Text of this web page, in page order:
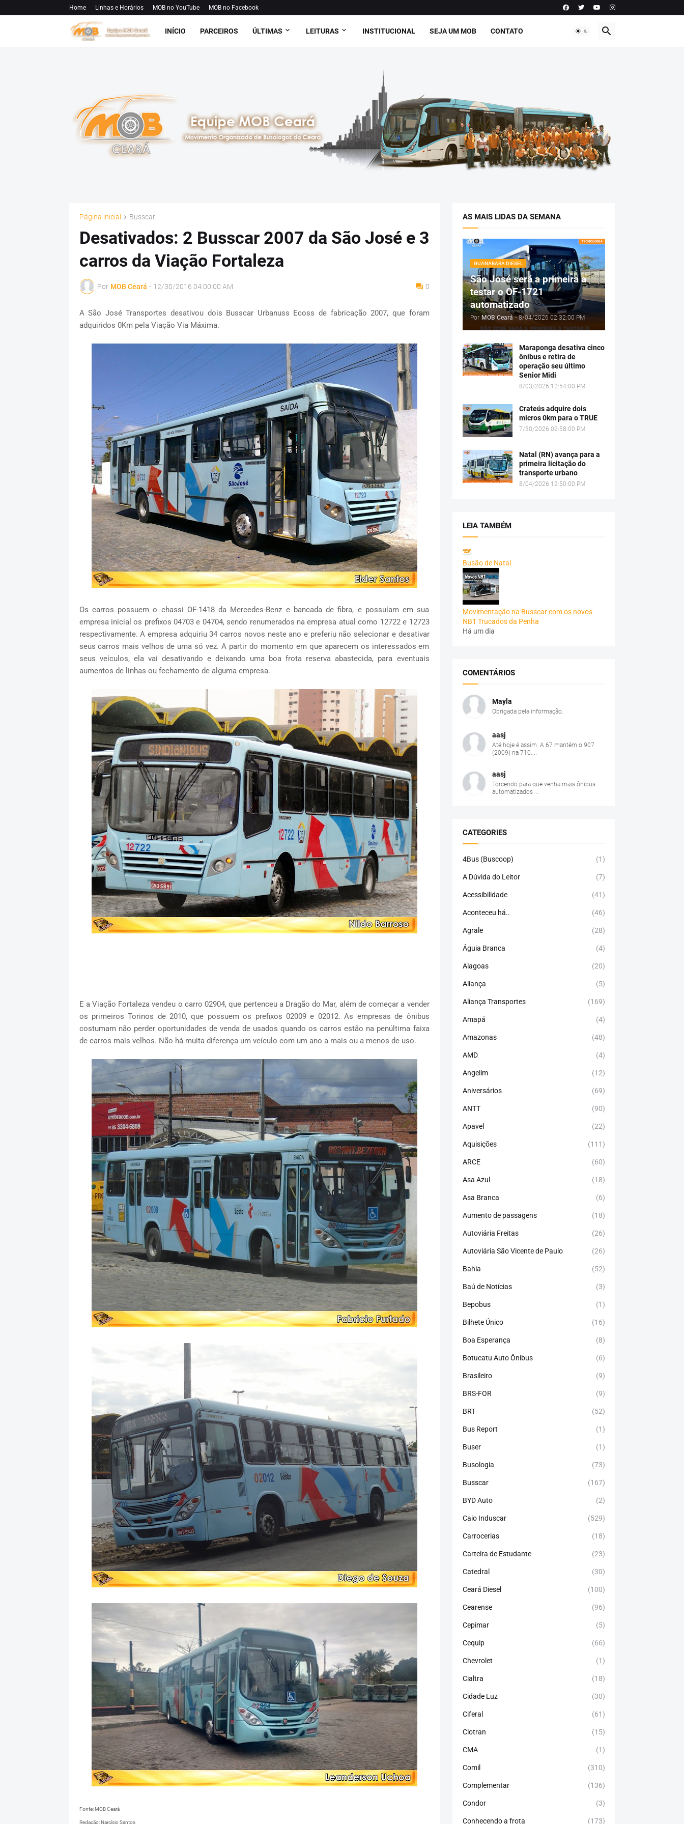
Home Linhas e Horários MOB no YouTube MOB no Facebook
INÍCIO PARCEIROS ÚLTIMAS LEITURAS INSTITUCIONAL SEJA UM MOB CONTATO
Página inicial Busscar
Desativados: 2 Busscar 2007 da São José e 3
carros da Viação Fortaleza
Por MOB Ceará - 12/30/2016 04:00:00 AM 0
A São José Transportes desativou dois Busscar Urbanuss Ecoss de fabricação 2007, que foram
adquiridos 0Km pela Viação Via Máxima.
Os carros possuem o chassi OF-1418 da Mercedes-Benz e bancada de fibra, e possuíam em sua
empresa inicial os prefixos 04703 e 04704, sendo renumerados na empresa atual como 12722 e 12723
respectivamente. A empresa adquiriu 34 carros novos neste ano e preferiu não selecionar e desativar
seus carros mais velhos de uma só vez. A partir do momento em que aparecem os interessados em
seus veículos, ela vai desativando e deixando uma boa frota reserva abastecida, para eventuais
aumentos de linhas ou fechamento de alguma empresa.
E a Viação Fortaleza vendeu o carro 02904, que pertenceu a Dragão do Mar, além de começar a vender
os primeiros Torinos de 2010, que possuem os prefixos 02009 e 02012. As empresas de ônibus
costumam não perder oportunidades de venda de usados quando os carros estão na penúltima faixa
de carros mais velhos. Não há muita diferença um veículo com um ano a mais ou a menos de uso.
Fonte: MOB Ceará
Redação: Narcísio Santos
AS MAIS LIDAS DA SEMANA
GUANABARA DIESEL
São José será a primeira a
testar o OF-1721
automatizado
Por MOB Ceará - 8/04/2026 02:32:00 PM
Maraponga desativa cinco
ônibus e retira de
operação seu último
Senior Midi
8/03/2026 12:54:00 PM
Crateús adquire dois
micros 0km para o TRUE
7/30/2026 02:58:00 PM
Natal (RN) avança para a
primeira licitação do
transporte urbano
8/04/2026 12:50:00 PM
LEIA TAMBÉM
Busão de Natal
Movimentação na Busscar com os novos
NB1 Trucados da Penha
Há um dia
COMENTÁRIOS
Mayla
Obrigada pela informação.
aasj
Até hoje é assim. A 67 mantém o 907
(2009) na 710....
aasj
Torcendo para que venha mais ônibus
automatizados ...
CATEGORIES
4Bus (Buscoop) (1)
A Dúvida do Leitor (7)
Acessibilidade (41)
Aconteceu há.. (46)
Agrale (28)
Águia Branca (4)
Alagoas (20)
Aliança (5)
Aliança Transportes (169)
Amapá (4)
Amazonas (48)
AMD (4)
Angelim (12)
Aniversários (69)
ANTT (90)
Apavel (22)
Aquisições (111)
ARCE (60)
Asa Azul (18)
Asa Branca (6)
Aumento de passagens (18)
Autoviária Freitas (26)
Autoviária São Vicente de Paulo (26)
Bahia (52)
Baú de Notícias (3)
Bepobus (1)
Bilhete Único (16)
Boa Esperança (8)
Botucatu Auto Ônibus (6)
Brasileiro (9)
BRS-FOR (9)
BRT (52)
Bus Report (1)
Buser (1)
Busologia (73)
Busscar (167)
BYD Auto (2)
Caio Induscar (529)
Carrocerias (18)
Carteira de Estudante (23)
Catedral (30)
Ceará Diesel (100)
Cearense (96)
Cepimar (5)
Cequip (66)
Chevrolet (1)
Cialtra (18)
Cidade Luz (30)
Ciferal (61)
Clotran (15)
CMA (1)
Comil (310)
Complementar (136)
Condor (3)
Conhecendo a frota (173)